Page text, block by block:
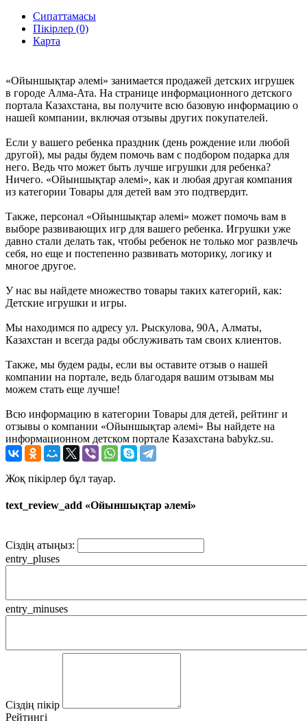
Сипаттамасы
Пікірлер (0)
Карта
«Ойыншықтар әлемі» занимается продажей детских игрушек
в городе Алма-Ата. На странице информационного детского
портала Казахстана, вы получите всю базовую информацию о
нашей компании, включая отзывы других покупателей.
Если у вашего ребенка праздник (день рождение или любой
другой), мы рады будем помочь вам с подбором подарка для
него. Ведь что может быть лучше игрушки для ребенка?
Ничего. «Ойыншықтар әлемі», как и любая другая компания
из категории Товары для детей вам это подтвердит.
Также, персонал «Ойыншықтар әлемі» может помочь вам в
выборе развивающих игр для вашего ребенка. Игрушки уже
давно стали делать так, чтобы ребенок не только мог развлечь
себя, но еще и постепенно развивать моторику, логику и
многое другое.
У нас вы найдете множество товары таких категорий, как:
Детские игрушки и игры.
Мы находимся по адресу ул. Рыскулова, 90А, Алматы,
Казахстан и всегда рады обслуживать там своих клиентов.
Также, мы будем рады, если вы оставите отзыв о нашей
компании на портале, ведь благодаря вашим отзывам мы
можем стать еще лучше!
Всю информацию в категории Товары для детей, рейтинг и
отзывы о компании «Ойыншықтар әлемі» Вы найдете на
информационном детском портале Казахстана babykz.su.
Жоқ пікірлер бұл тауар.
text_review_add «Ойыншықтар әлемі»
Сіздің атыңыз:
entry_pluses
entry_minuses
Сіздің пікір
Рейтингі